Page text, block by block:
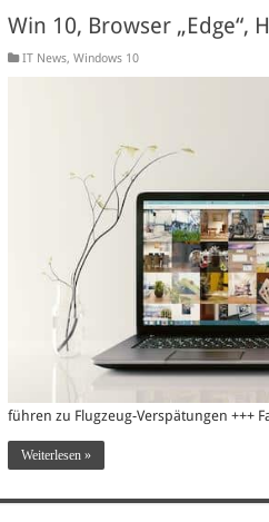
Win 10, Browser „Edge“,
IT News, Windows 10
führen zu Flugzeug-Verspätungen +++
Weiterlesen »